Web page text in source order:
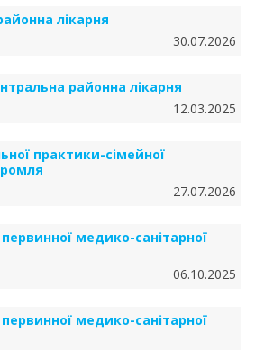
лікарня
30.07.2026
районна лікарня
12.03.2025
практики-сімейної
27.07.2026
медико-санітарної
06.10.2025
медико-санітарної